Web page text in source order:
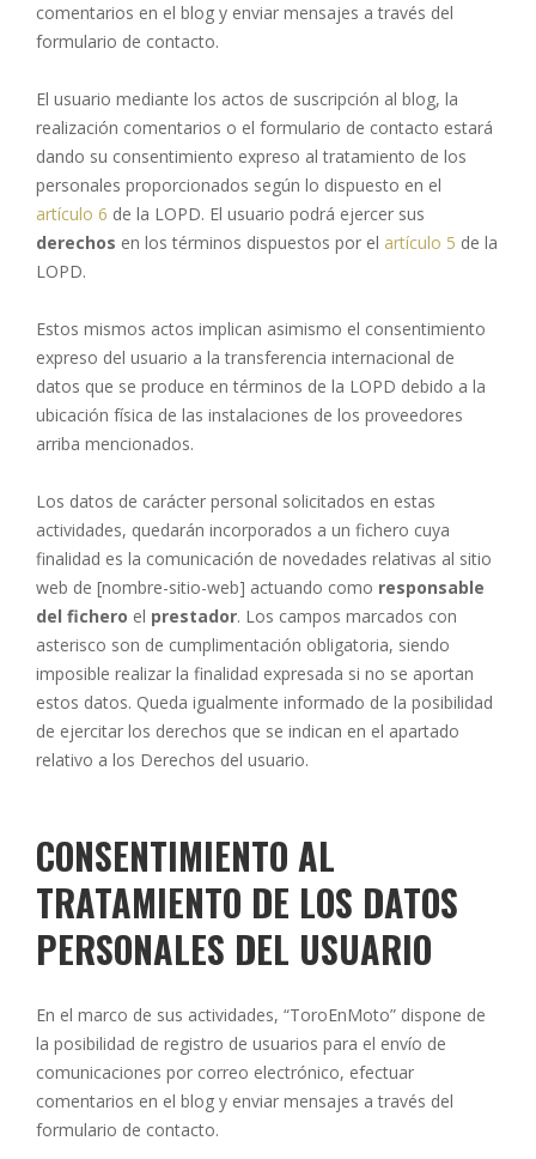
comentarios en el blog y enviar mensajes a través del
formulario de contacto.
El usuario mediante los actos de suscripción al blog, la
realización comentarios o el formulario de contacto estará
dando su consentimiento expreso al tratamiento de los
personales proporcionados según lo dispuesto en el
artículo 6 de la LOPD. El usuario podrá ejercer sus
derechos en los términos dispuestos por el artículo 5 de la
LOPD.
Estos mismos actos implican asimismo el consentimiento
expreso del usuario a la transferencia internacional de
datos que se produce en términos de la LOPD debido a la
ubicación física de las instalaciones de los proveedores
arriba mencionados.
Los datos de carácter personal solicitados en estas
actividades, quedarán incorporados a un fichero cuya
finalidad es la comunicación de novedades relativas al sitio
web de [nombre-sitio-web] actuando como responsable
del fichero el prestador. Los campos marcados con
asterisco son de cumplimentación obligatoria, siendo
imposible realizar la finalidad expresada si no se aportan
estos datos. Queda igualmente informado de la posibilidad
de ejercitar los derechos que se indican en el apartado
relativo a los Derechos del usuario.
CONSENTIMIENTO AL
TRATAMIENTO DE LOS DATOS
PERSONALES DEL USUARIO
En el marco de sus actividades, “ToroEnMoto” dispone de
la posibilidad de registro de usuarios para el envío de
comunicaciones por correo electrónico, efectuar
comentarios en el blog y enviar mensajes a través del
formulario de contacto.